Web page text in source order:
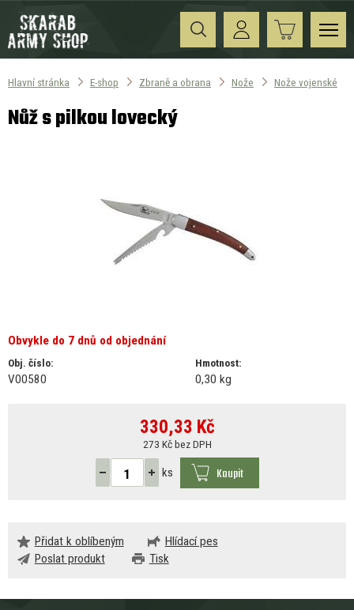
Hlavní stránka E-shop Zbraně a obrana Nože Nože vojenské
Nůž s pilkou lovecký
Obvykle do 7 dnů od objednání
Obj. číslo:
V00580
Hmotnost:
0,30 kg
330,33 Kč
273 Kč bez DPH
ks Koupit
Přidat k oblíbeným
Hlídací pes
Poslat produkt
Tisk